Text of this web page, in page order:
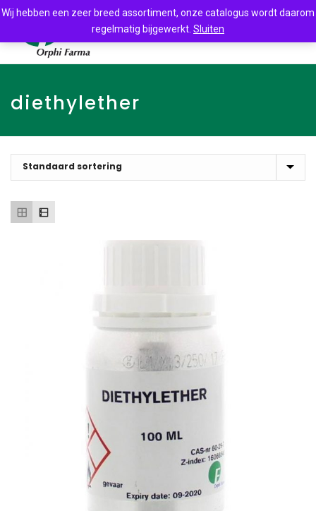
diethylether
Wij hebben een zeer breed assortiment, onze catalogus wordt daarom
regelmatig bijgewerkt. Sluiten